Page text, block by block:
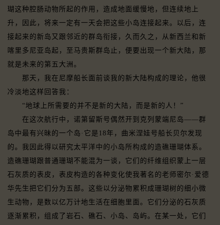
瑚这种腔肠动物所起的作用，造成地面缓慢地，但连续地上
升，因此，将来一定有一天会把这些小岛连接起来。以后，连
接起来的新岛又跟邻近的群岛衔接，久而久之，从新西兰和新
喀里多尼亚岛起，至马贵斯群岛止，便要出现一个新大陆，那
就是未来的第五大洲。
那天，我在尼摩船长面前谈我的新大陆构成的理论，他很
冷淡地这样回答我：
“地球上所需要的并不是新的大陆，而是新的人！”
在这次航行中，诺第留斯号偶然开到克列蒙端尼岛——群
岛中最有兴昧的一个岛·它是18年，曲米涅娃号船长贝尔发现
的。我因此得以研究太平洋中的小岛所构成的造礁珊瑚体系。
造礁珊瑚跟普通珊瑚不能混为一谈，它们的纤维组织蒙上一层
石灰质的表皮，表皮构造的各种变化使我著名的老师密尔·爱德
华先生把它们分为五部。这些以分泌物累积成珊瑚树的细小微
生动物，是数以亿万计地生活在细胞里面。它们分泌的石灰质
逐渐累积，组成了岩石、礁石、小岛、岛屿。在某一处，它们